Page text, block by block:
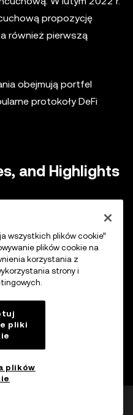
propozycję
również pierwszą
obejmują portfel
protokoły DeFi
and Highlights
protokół Aave
stablecoinao nazwie
zabezpieczenie, aby
Stablecoin, który pod
do
przez koszyk
wszystkich plików cookie”
plików cookie na
korzystania z
strony i
pliki
plików